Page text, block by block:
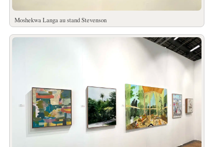
Moshekwa Langa au stand Stevenson